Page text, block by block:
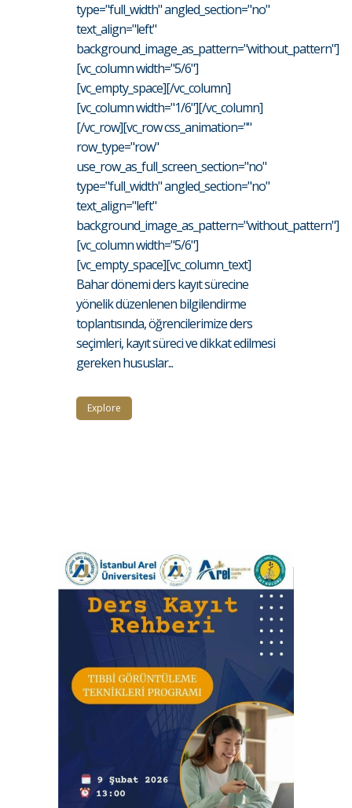
type="full_width" angled_section="no"
text_align="left"
background_image_as_pattern="without_pattern"]
[vc_column width="5/6"]
[vc_empty_space][/vc_column]
[vc_column width="1/6"][/vc_column]
[/vc_row][vc_row css_animation=""
row_type="row"
use_row_as_full_screen_section="no"
type="full_width" angled_section="no"
text_align="left"
background_image_as_pattern="without_pattern"]
[vc_column width="5/6"]
[vc_empty_space][vc_column_text]
Bahar dönemi ders kayıt sürecine
yönelik düzenlenen bilgilendirme
toplantısında, öğrencilerimize ders
seçimleri, kayıt süreci ve dikkat edilmesi
gereken hususlar...
Explore